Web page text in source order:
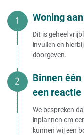
Woning
Dit is geheel
invullen en
doorgeven.
Binnen
een reactie
We bespreken
inplannen om
kunnen wij een